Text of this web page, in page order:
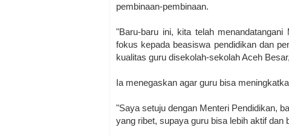
pembinaan-pembinaan.
"Baru-baru ini, kita telah
fokus kepada beasiswa pendidikan dan
kualitas guru disekolah-sekolah Aceh
Ia menegaskan agar guru bisa
"Saya setuju dengan Menteri Pendidikan,
yang ribet, supaya guru bisa lebih aktif